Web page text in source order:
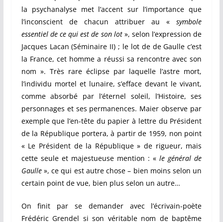
la psychanalyse met l’accent sur l’importance que
l’inconscient de chacun attribuer au «symbole
essentiel de ce qui est de son lot», selon l’expression de
Jacques Lacan (Séminaire II) ; le lot de de Gaulle c’est
la France, cet homme a réussi sa rencontre avec son
nom ». Très rare éclipse par laquelle l’astre mort,
l’individu mortel et lunaire, s’efface devant le vivant,
comme absorbé par l’éternel soleil, l’Histoire, ses
personnages et ses permanences. Maier observe par
exemple que l’en-tête du papier à lettre du Président
de la République portera, à partir de 1959, non point
« Le Président de la République » de rigueur, mais
cette seule et majestueuse mention : «le général de
Gaulle», ce qui est autre chose – bien moins selon un
certain point de vue, bien plus selon un autre…
On finit par se demander avec l’écrivain-poète
Frédéric Grendel si son véritable nom de baptême